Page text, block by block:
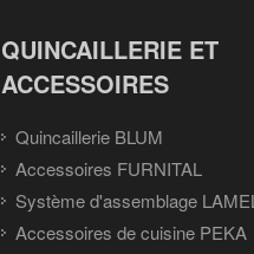
QUINCAILLERIE ET
ACCESSOIRES
Quincaillerie BLUM
Accessoires FURNITAL
Système d'assemblage
Accessoires de cuisine PEKA